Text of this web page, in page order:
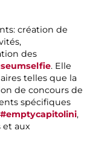
création de
des
. Elle
telles que la
de concours de
spécifiques
#emptycapitolini,
et aux